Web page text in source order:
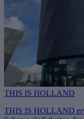
THIS IS HOLLAND
THIS IS HOLLAND